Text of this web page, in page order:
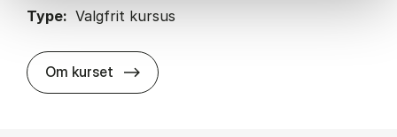
Type: Valgfrit kursus
Om kurset about